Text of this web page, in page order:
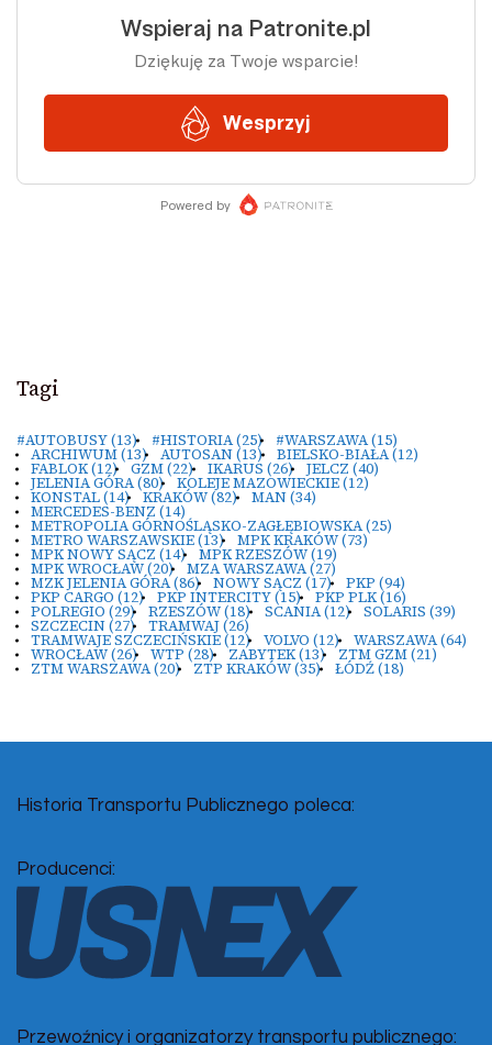
Tagi
#AUTOBUSY(13) #HISTORIA(25) #WARSZAWA(15)
ARCHIWUM(13) AUTOSAN(13) BIELSKO-BIAŁA(12)
FABLOK(12) GZM(22) IKARUS (26) JELCZ (40)
JELENIA GÓRA(80) KOLEJE MAZOWIECKIE(12)
KONSTAL(14) KRAKÓW(82) MAN(34)
MERCEDES-BENZ (14)
METROPOLIA GÓRNOŚLĄSKO-ZAGŁĘBIOWSKA(25)
METRO WARSZAWSKIE(13) MPK KRAKÓW(73)
MPK NOWY SĄCZ (14) MPK RZESZÓW(19)
MPK WROCŁAW(20) MZA WARSZAWA(27)
MZK JELENIA GÓRA(86) NOWY SĄCZ (17) PKP (94)
PKP CARGO (12) PKP INTERCITY(15) PKP PLK(16)
POLREGIO (29) RZESZÓW(18) SCANIA(12) SOLARIS (39)
SZCZECIN(27) TRAMWAJ(26)
TRAMWAJE SZCZECIŃSKIE(12) VOLVO (12) WARSZAWA(64)
WROCŁAW(26) WTP (28) ZABYTEK(13) ZTM GZM(21)
ZTM WARSZAWA(20) ZTP KRAKÓW(35) ŁÓDŹ(18)
Historia Transportu Publicznego poleca:
Producenci:
Przewoźnicy i organizatorzy transportu publicznego: